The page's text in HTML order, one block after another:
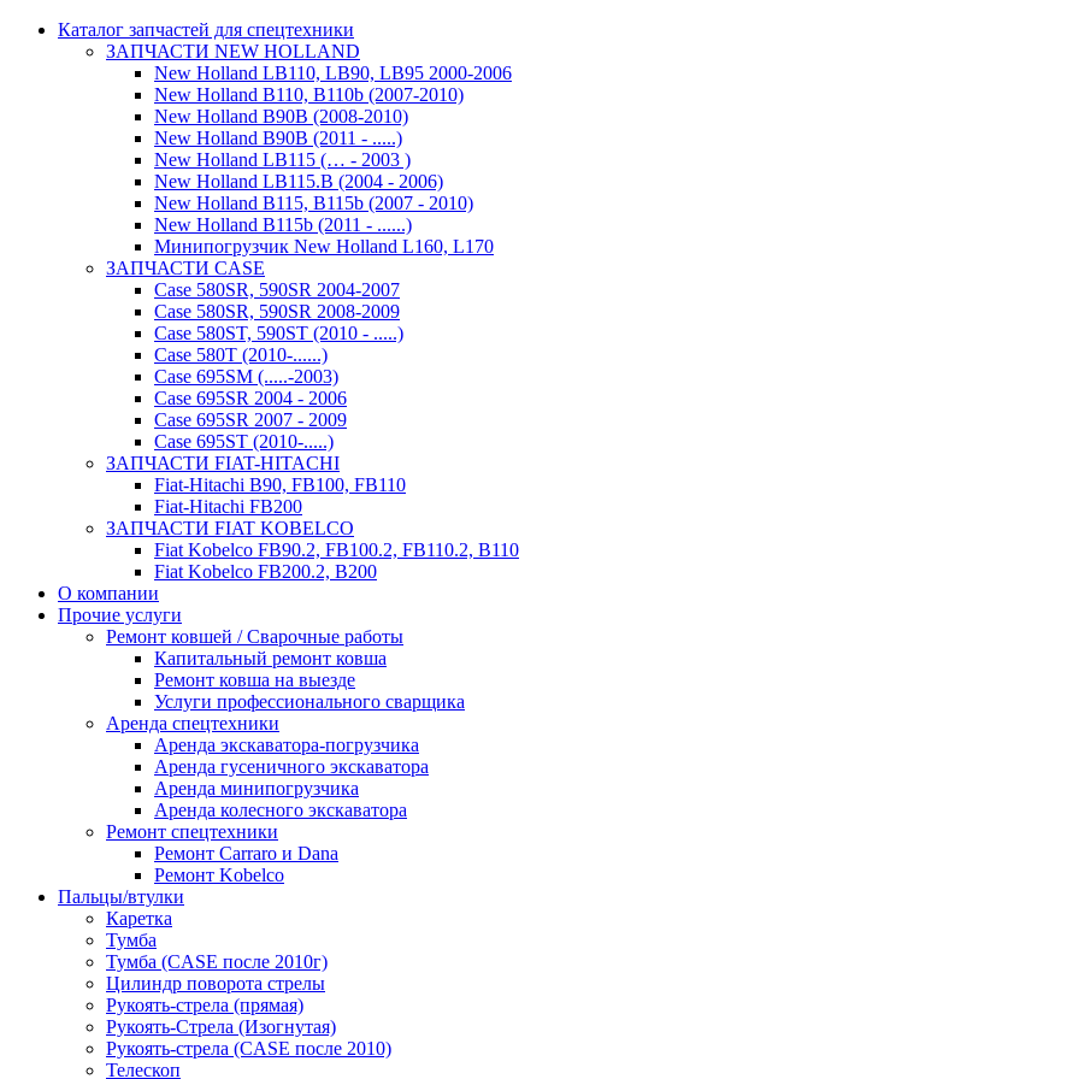
Каталог запчастей для спецтехники
ЗАПЧАСТИ NEW HOLLAND
New Holland LB110, LB90, LB95 2000-2006
New Holland B110, B110b (2007-2010)
New Holland B90B (2008-2010)
New Holland B90B (2011 - .....)
New Holland LB115 (… - 2003 )
New Holland LB115.B (2004 - 2006)
New Holland B115, B115b (2007 - 2010)
New Holland B115b (2011 - ......)
Минипогрузчик New Holland L160, L170
ЗАПЧАСТИ CASE
Case 580SR, 590SR 2004-2007
Case 580SR, 590SR 2008-2009
Case 580ST, 590ST (2010 - .....)
Case 580T (2010-......)
Case 695SM (.....-2003)
Case 695SR 2004 - 2006
Case 695SR 2007 - 2009
Case 695ST (2010-.....)
ЗАПЧАСТИ FIAT-HITACHI
Fiat-Hitachi B90, FB100, FB110
Fiat-Hitachi FB200
ЗАПЧАСТИ FIAT KOBELCO
Fiat Kobelco FB90.2, FB100.2, FB110.2, B110
Fiat Kobelco FB200.2, B200
О компании
Прочие услуги
Ремонт ковшей / Сварочные работы
Капитальный ремонт ковша
Ремонт ковша на выезде
Услуги профессионального сварщика
Аренда спецтехники
Аренда экскаватора-погрузчика
Аренда гусеничного экскаватора
Аренда минипогрузчика
Аренда колесного экскаватора
Ремонт спецтехники
Ремонт Carraro и Dana
Ремонт Kobelco
Пальцы/втулки
Каретка
Тумба
Тумба (CASE после 2010г)
Цилиндр поворота стрелы
Рукоять-стрела (прямая)
Рукоять-Стрела (Изогнутая)
Рукоять-стрела (CASE после 2010)
Телескоп